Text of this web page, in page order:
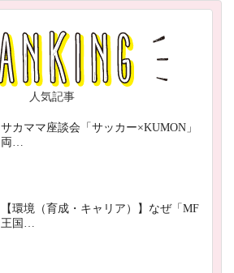
人気記事
サカママ座談会「サッカー×KUMON」
両…
【環境（育成・キャリア）】なぜ「MF
王国…